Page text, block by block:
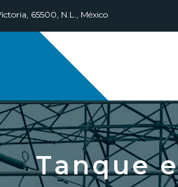
65500, N.L., México
Tanque